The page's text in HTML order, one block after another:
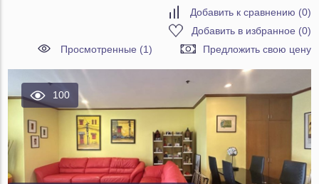
Добавить к сравнению (0)
Добавить в избранное (0)
Просмотренные (1)
Предложить свою цену
100